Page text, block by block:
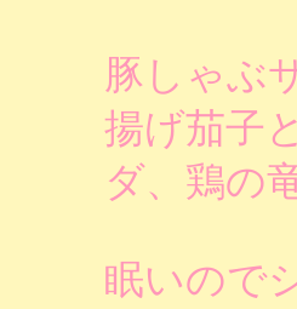
豚しゃぶ
揚げ茄子
ダ、鶏の
眠いので